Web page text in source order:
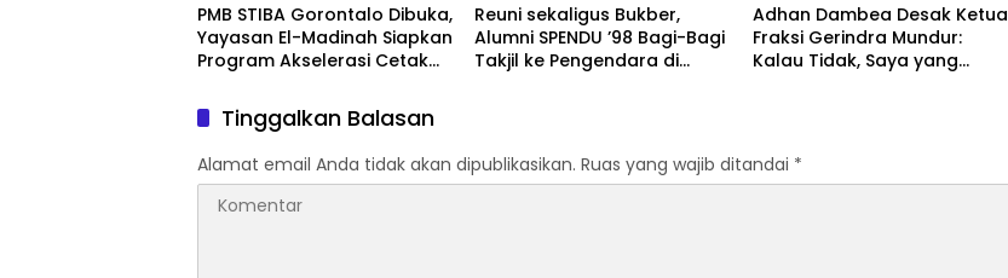
‎PMB STIBA Gorontalo Dibuka,
Yayasan El-Madinah Siapkan
Program Akselerasi Cetak
‎Reuni sekaligus Bukber,
Alumni SPENDU ’98 Bagi-Bagi
Takjil ke Pengendara di
‎Adhan Dambea Desak Ketua
Fraksi Gerindra Mundur:
Kalau Tidak, Saya yang
Tinggalkan Balasan
Alamat email Anda tidak akan dipublikasikan. Ruas yang wajib ditandai *